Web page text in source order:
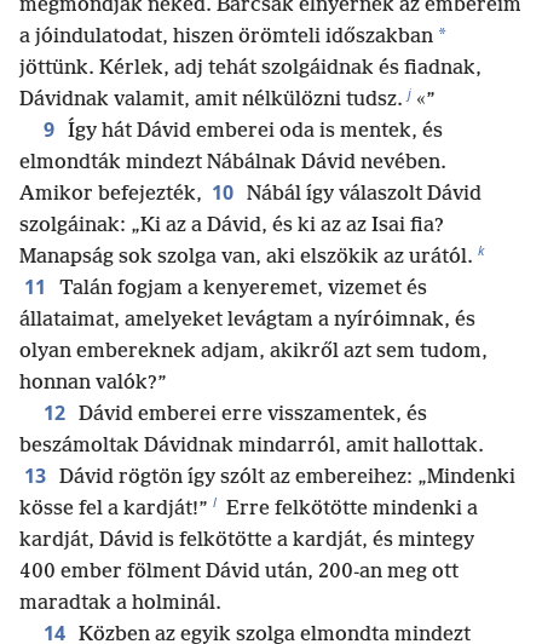
megmondják neked. Bárcsak elnyernék az embereim
a jóindulatodat, hiszen örömteli időszakban *
jöttünk. Kérlek, adj tehát szolgáidnak és fiadnak,
Dávidnak valamit, amit nélkülözni tudsz. j «”
9 Így hát Dávid emberei oda is mentek, és
elmondták mindezt Nábálnak Dávid nevében.
Amikor befejezték, 10 Nábál így válaszolt Dávid
szolgáinak: „Ki az a Dávid, és ki az az Isai fia?
Manapság sok szolga van, aki elszökik az urától. k
11
Talán fogjam a kenyeremet, vizemet és
állataimat, amelyeket levágtam a nyíróimnak, és
olyan embereknek adjam, akikről azt sem tudom,
honnan valók?”
12 Dávid emberei erre visszamentek, és
beszámoltak Dávidnak mindarról, amit hallottak.
13 Dávid rögtön így szólt az embereihez: „Mindenki
kösse fel a kardját!” l Erre felkötötte mindenki a
kardját, Dávid is felkötötte a kardját, és mintegy
400 ember fölment Dávid után, 200-an meg ott
maradtak a holminál.
14 Közben az egyik szolga elmondta mindezt